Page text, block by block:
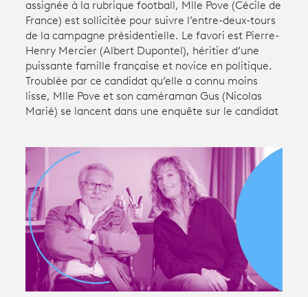
Avantages fidélité
Productions et innovation
Programme tv
assignée à la rubrique football, Mlle Pove (Cécile de
France) est sollicitée pour suivre l’entre-deux-tours
de la campagne présidentielle. Le favori est Pierre-
Henry Mercier (Albert Dupontel), héritier d’une
puissante famille française et novice en politique.
Troublée par ce candidat qu’elle a connu moins
lisse, Mlle Pove et son caméraman Gus (Nicolas
Marié) se lancent dans une enquête sur le candidat